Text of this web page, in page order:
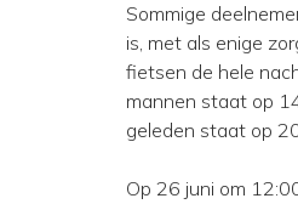
Sommige
is, met als enige
fietsen de hele
mannen staat op
geleden staat op
Op 26 juni om